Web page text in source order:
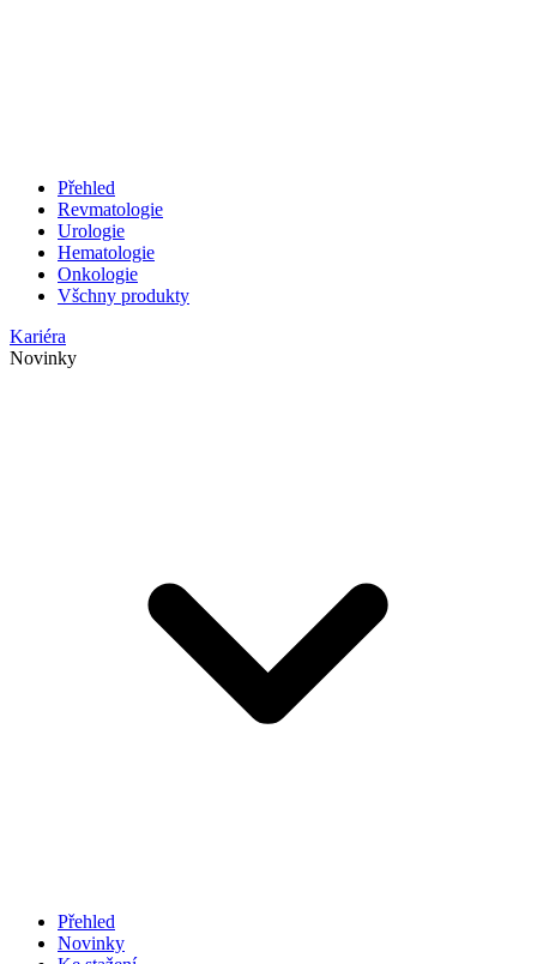
Přehled
Revmatologie
Urologie
Hematologie
Onkologie
Všchny produkty
Kariéra
Novinky
Přehled
Novinky